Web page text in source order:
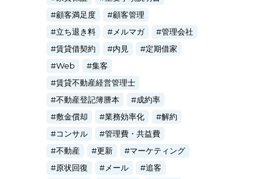
顧客満足度
顧客管理
立ち退き料
メルマガ
管理会社
賃貸借契約
内見
定期借家
Web
集客
賃貸不動産経営管理士
不動産登記簿謄本
成約率
敷金償却
業務効率化
解約
コンサル
管理費・共益費
不動産
更新
マーケティング
原状回復
メール
追客